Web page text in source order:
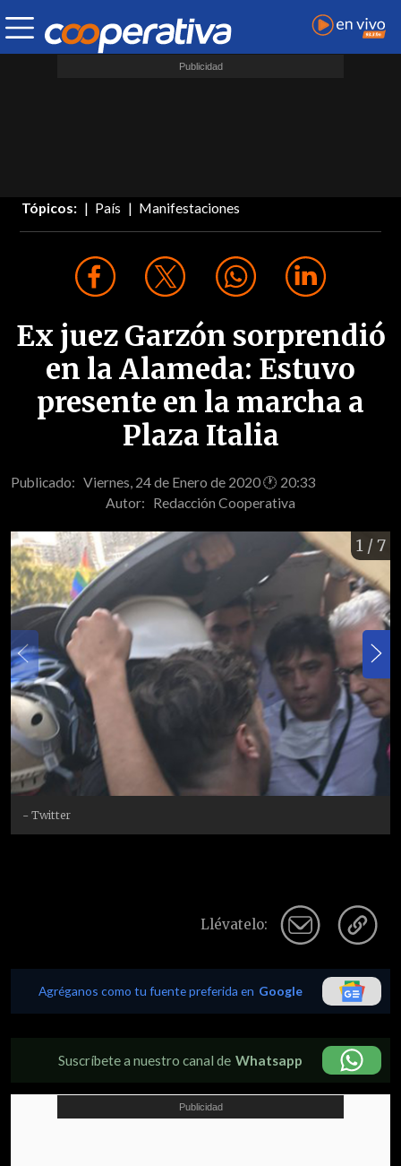
Tópicos: País Manifestaciones
Ex juez Garzón sorprendió
en la Alameda: Estuvo
presente en la marcha a
Plaza Italia
Publicado: Viernes, 24 de Enero de 2020 🕐 20:33
Autor: Redacción Cooperativa
1 / 7
- Twitter
Llévatelo:
Agréganos como tu fuente preferida en Google
Suscríbete a nuestro canal de Whatsapp